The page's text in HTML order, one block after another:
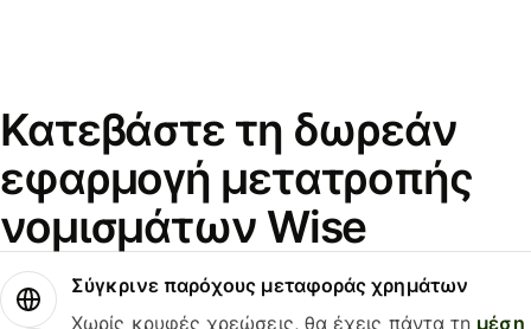
Κατεβάστε τη δωρεάν
εφαρμογή μετατροπής
νομισμάτων Wise
Σύγκρινε παρόχους μεταφοράς χρημάτων
Χωρίς κρυφές χρεώσεις, θα έχεις πάντα τη μέση